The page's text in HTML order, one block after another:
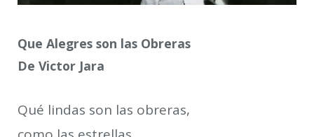
Que Alegres son las Obreras
De Victor Jara
Qué lindas son las obreras,